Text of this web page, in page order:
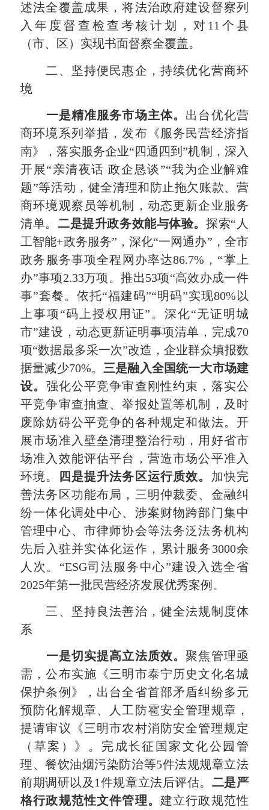
述法全覆盖成果，将法治政府建设督察列
入年度督查检查考核计划，对11个县
（市、区）实现书面督察全覆盖。
二、坚持便民惠企，持续优化营商环
境
一是精准服务市场主体。 出台优化营
商环境系列举措，发布《服务民营经济指
南》，落实服务企业“四通四到”机制，深入
开展“亲清夜话 政企恳谈”“我为企业解难
题”等活动，健全清理和防止拖欠账款、营
商环境观察员等机制，动态更新企业服务
清单。 二是提升政务效能与体验。探索“人
工智能+政务服务”，深化“一网通办”，全市
政务服务事项全程网办率达86.7%，“掌上
办”事项2.33万项。推出53项“高效办成一件
事”套餐。依托“福建码”“明码”实现80%以
上事项“码上授权用证”。深化“无证明城
市”建设，动态更新证明事项清单，完成70
项“数据最多采一次”改造，企业群众填报数
据量减少70%。 三是融入全国统一大市场建
设。 强化公平竞争审查刚性约束，落实公
平竞争审查抽查、举报处置等机制，及时
废除妨碍公平竞争的各种规定和做法。开
展市场准入壁垒清理整治行动，用好省市
场准入效能评估平台，营造市场公平准入
环境。
四是提升法务区运行质效。 加快完
善法务区功能布局，三明仲裁委、金融纠
纷一体化调处中心、涉案财物跨部门集中
管理中心、市律师协会等法务泛法务机构
先后入驻并实体化运作，累计服务3000余
人次。“ESG司法服务中心”建设入选全省
2025年第一批民营经济发展优秀案例。
三、坚持良法善治，健全法规制度体
系
一是切实提高立法质效。聚焦管理亟
需，公布实施《三明市泰宁历史文化名城
保护条例》，出台全省首部矛盾纠纷多元
预防化解规章、人工防雹安全管理规章，
提请审议《三明市农村消防安全管理规定
（草案）》。完成长征国家文化公园管
理、餐饮油烟污染防治等5件法规规章立法
前期调研以及1件规章立法后评估。 二是严
格行政规范性文件管理。 建立行政规范性